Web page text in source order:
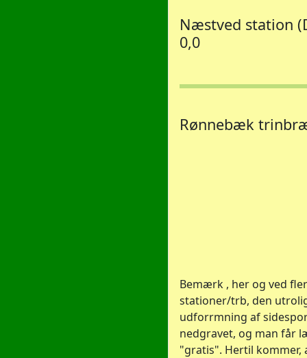
Næstved station
0,0
Rønnebæk
Bemærk , her og ved
stationer/trb, den
udforrmning af
nedgravet, og man får
"gratis". Hertil kommer,